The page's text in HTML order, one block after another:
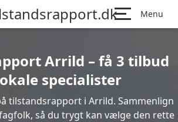
Menu
Arrild – få 3 tilbud
specialister
tilstandsrapport i Arrild. Sammenlign
så du trygt kan vælge den rette